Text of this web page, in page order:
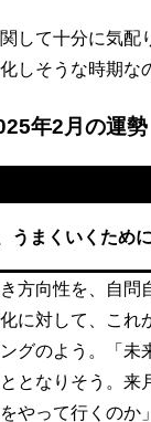
して十分に気配
しそうな時期な
年2月の運勢
うまくいくために
方向性を、自問
に対して、これ
グのよう。「未
となりそう。来
やって行くのか